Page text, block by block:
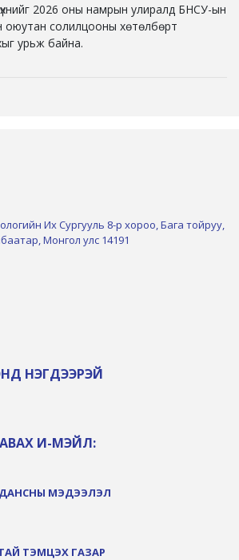
2026 оны намрын улиралд БНСУ-ын
оюутан солилцооны хөтөлбөрт
урьж байна.
Их Сургууль 8-р хороо, Бага тойруу,
Монгол улс 14191
НЭГДЭЭРЭЙ
И-МЭЙЛ:
МЭДЭЭЛЭЛ
ТЭМЦЭХ ГАЗАР